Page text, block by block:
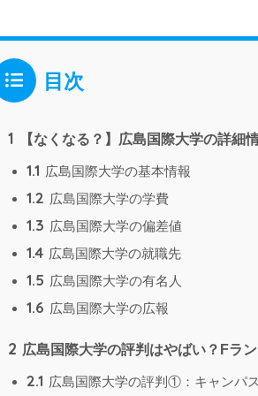
目次
1 【なくなる？】広島国際大学の詳細
1.1 広島国際大学の基本情報
1.2 広島国際大学の学費
1.3 広島国際大学の偏差値
1.4 広島国際大学の就職先
1.5 広島国際大学の有名人
1.6 広島国際大学の広報
2 広島国際大学の評判はやばい？Fラン
2.1 広島国際大学の評判①：キャンパ